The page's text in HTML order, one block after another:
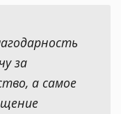
за
а самое